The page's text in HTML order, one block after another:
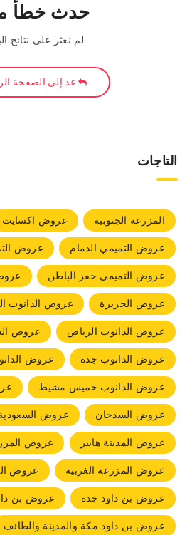
حدث خطأ
لم نعثر على نتائج
عد إلى الصفحة
التاجات
المزرعة الجنوبية عروض اكسايت
عروض التميمي الدمام
عروض
عروض التميمي حفر الباطن
عروض الجزيرة
عروض الدانوب
عروض الدانوب الرياض
عروض
عروض الدانوب جده
عروض
عروض الدانوب خميس مشيط
عروض السدحان
عروض
عروض المدينة هايبر
عروض
عروض المزرعة الغربية
عروض
عروض بن داود جده
عروض بن
عروض بن داود مكة والمدينة والطائف